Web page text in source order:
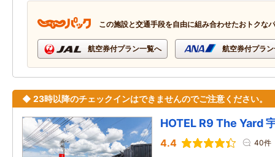
この施設と交通手段を自由に組み合わせたおトクな
航空券付プラン一覧へ 航空券付プラ
◆ 23時以降のチェックインはできませんのでご注意ください。
HOTEL R9 The Yard
4.4 40件